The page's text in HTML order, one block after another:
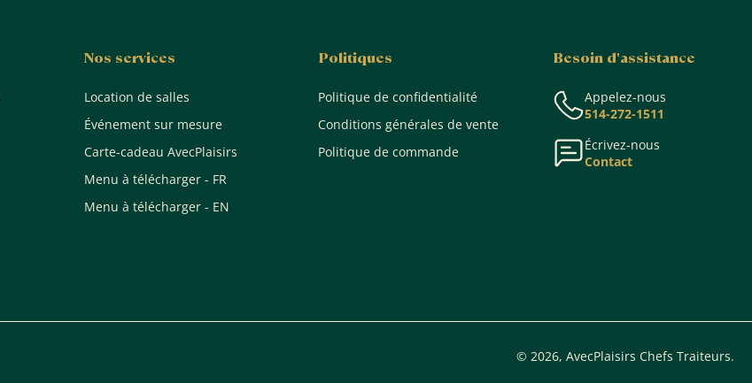
Nos services
Location de salles
Événement sur mesure
Carte-cadeau AvecPlaisirs
Menu à télécharger - FR
Menu à télécharger - EN
Politiques
Politique de confidentialité
Conditions générales de vente
Politique de commande
Besoin d'assistance
Appelez-nous
514-272-1511
Écrivez-nous
Contact
© 2026, AvecPlaisirs Chefs Traiteurs.